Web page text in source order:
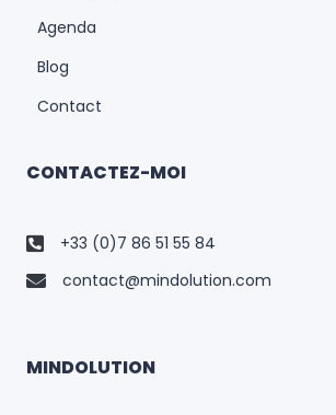
Agenda
Blog
Contact
CONTACTEZ-MOI
+33 (0)7 86 51 55 84
contact@mindolution.com
MINDOLUTION